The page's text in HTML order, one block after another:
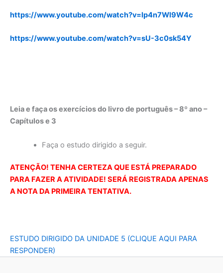
https://www.youtube.com/watch?v=lp4n7Wl9W4c
https://www.youtube.com/watch?v=sU-3c0sk54Y
Leia e faça os exercícios do livro de português – 8º ano –
Capítulos e 3
Faça o estudo dirigido a seguir.
ATENÇÃO! TENHA CERTEZA QUE ESTÁ PREPARADO
PARA FAZER A ATIVIDADE! SERÁ REGISTRADA APENAS
A NOTA DA PRIMEIRA TENTATIVA.
ESTUDO DIRIGIDO DA UNIDADE 5 (CLIQUE AQUI PARA
RESPONDER)